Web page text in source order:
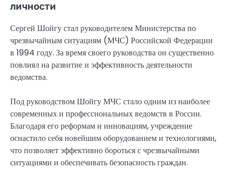
личности
Сергей Шойгу стал руководителем Министерства по
чрезвычайным ситуациям (МЧС) Российской Федерации
в 1994 году. За время своего руководства он существенно
повлиял на развитие и эффективность деятельности
ведомства.
Под руководством Шойгу МЧС стало одним из наиболее
современных и профессиональных ведомств в России.
Благодаря его реформам и инновациям, учреждение
оснастило себя новейшим оборудованием и технологиями,
что позволяет эффективно бороться с чрезвычайными
ситуациями и обеспечивать безопасность граждан.